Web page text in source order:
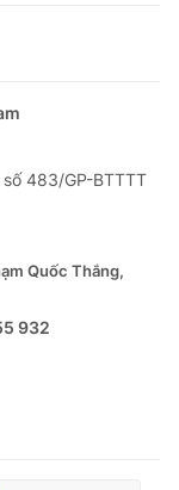
483/GP-BTTTT
Quốc Thắng,
932